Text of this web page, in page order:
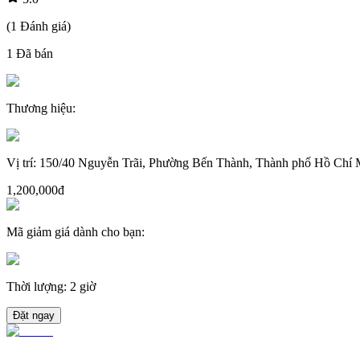
(1 Đánh giá)
1 Đã bán
Thương hiệu:
Vị trí: 150/40 Nguyễn Trãi, Phường Bến Thành, Thành phố Hồ Chí
1,200,000đ
Mã giảm giá dành cho bạn:
Thời lượng: 2 giờ
Đặt ngay